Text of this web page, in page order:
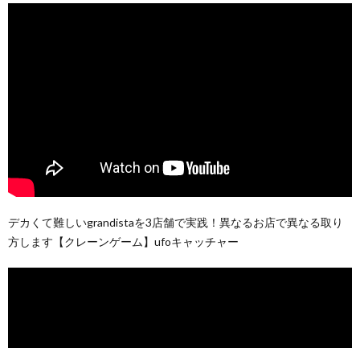
デカくて難しいgrandistaを3店舗で実践！異なるお店で異なる取り
方します【クレーンゲーム】ufoキャッチャー